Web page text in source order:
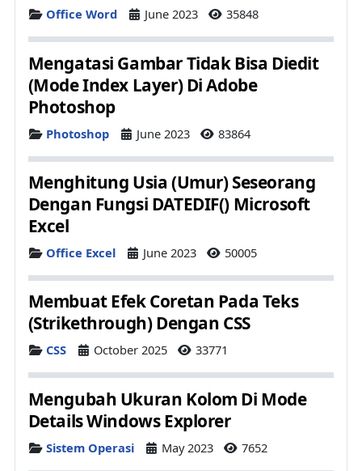
Details
Office Word June 2023 35848
Mengatasi Gambar Tidak Bisa Diedit
(Mode Index Layer) Di Adobe
Photoshop
DetailsPhotoshop June 2023 83864
Menghitung Usia (Umur) Seseorang
Dengan Fungsi DATEDIF() Microsoft
Excel
Details
Office Excel June 2023 50005
Membuat Efek Coretan Pada Teks
(Strikethrough) Dengan CSS
Details
CSS October 2025 33771
Mengubah Ukuran Kolom Di Mode
Details Windows Explorer
Details
Sistem Operasi May 2023 7652